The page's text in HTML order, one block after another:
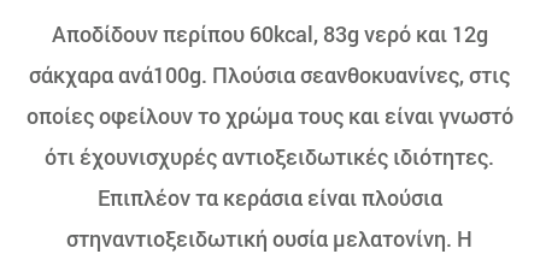
Αποδίδουν περίπου 60kcal, 83g νερό και 12g
σάκχαρα ανά100g. Πλούσια σεανθοκυανίνες, στις
οποίες οφείλουν το χρώμα τους και είναι γνωστό
ότι έχουνισχυρές αντιοξειδωτικές ιδιότητες.
Επιπλέον τα κεράσια είναι πλούσια
στηναντιοξειδωτική ουσία μελατονίνη. Η